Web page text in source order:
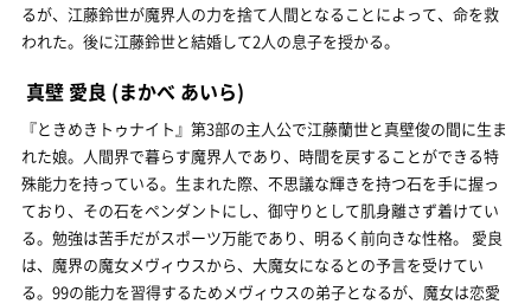
るが、江藤鈴世が魔界人の力を捨て人間となることによって、命を救
われた。後に江藤鈴世と結婚して2人の息子を授かる。
真壁 愛良 (まかべ あいら)
『ときめきトゥナイト』第3部の主人公で江藤蘭世と真壁俊の間に生ま
れた娘。人間界で暮らす魔界人であり、時間を戻することができる特
殊能力を持っている。生まれた際、不思議な輝きを持つ石を手に握っ
ており、その石をペンダントにし、御守りとして肌身離さず着けてい
る。勉強は苦手だがスポーツ万能であり、明るく前向きな性格。 愛良
は、魔界の魔女メヴィウスから、大魔女になるとの予言を受けてい
る。99の能力を習得するためメヴィウスの弟子となるが、魔女は恋愛